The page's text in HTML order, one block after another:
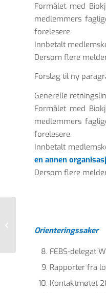
Formålet med
medlemmers
forelesere.
Innbetalt
Dersom flere
Forslag til ny
Generelle
Formålet med
medlemmers
forelesere.
Innbetalt
en annen
Dersom flere
Orienteringssaker
FEBS-delegat
Rapporter fra
Kontaktmøtet
for god...